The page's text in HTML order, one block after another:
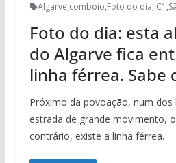
Algarve,comboio,Foto do dia,IC1 ,
Foto do dia: esta
do Algarve fica
linha férrea. Sabe
Próximo da povoação, num dos
estrada de grande movimento,
contrário, existe a linha férrea.